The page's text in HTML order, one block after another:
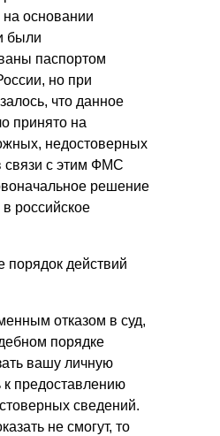
на основании
были
паспортом
но при
что данное
принято на
недостоверных
связи с этим ФМС
решение
российское
порядок действий
отказом в суд,
порядке
вашу личную
к предоставлению
сведений.
не смогут, то